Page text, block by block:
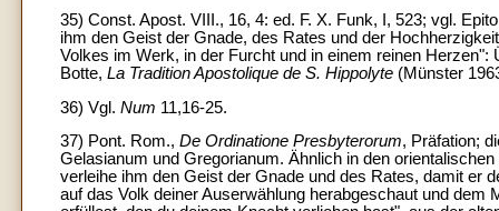
35) Const. Apost. VIII., 16, 4: ed. F. X. Funk, I, 523; vgl.
ihm den Geist der Gnade, des Rates und der
Volkes im Werk, in der Furcht und in einem reinen
Botte, La Tradition Apostolique de S. Hippolyte (Münster
36) Vgl. Num 11,16-25.
37) Pont. Rom., De Ordinatione Presbyterorum, Präfation;
Gelasianum und Gregorianum. Ähnlich in den
verleihe ihm den Geist der Gnade und des Rates, damit er
auf das Volk deiner Auserwählung herabgeschaut und